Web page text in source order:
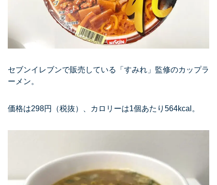
セブンイレブンで販売している「すみれ」監修のカップラ
ーメン。
価格は298円（税抜）、カロリーは1個あたり564kcal。